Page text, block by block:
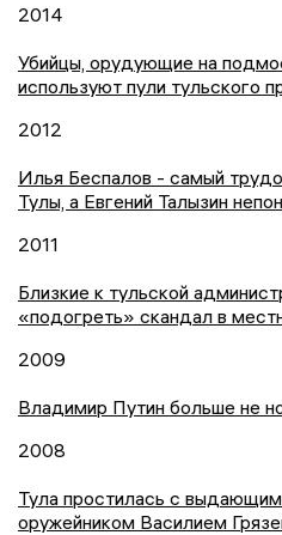
2014
Убийцы, орудующие на
используют пули тульского
2012
Илья Беспалов - самый
Тулы, а Евгений Талызин
2011
Близкие к тульской
«подогреть» скандал в
2009
Владимир Путин больше не
2008
Тула простилась с
оружейником Василием